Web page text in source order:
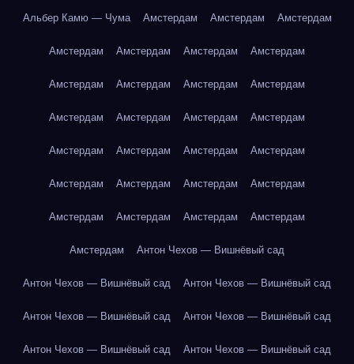
Альбер Камю — Чума Амстердам Амстердам Амстердам
Амстердам Амстердам Амстердам Амстердам
Амстердам Амстердам Амстердам Амстердам
Амстердам Амстердам Амстердам Амстердам
Амстердам Амстердам Амстердам Амстердам
Амстердам Амстердам Амстердам Амстердам
Амстердам Амстердам Амстердам Амстердам
Амстердам Антон Чехов — Вишнёвый сад
Антон Чехов — Вишнёвый сад Антон Чехов — Вишнёвый сад
Антон Чехов — Вишнёвый сад Антон Чехов — Вишнёвый сад
Антон Чехов — Вишнёвый сад Антон Чехов — Вишнёвый сад